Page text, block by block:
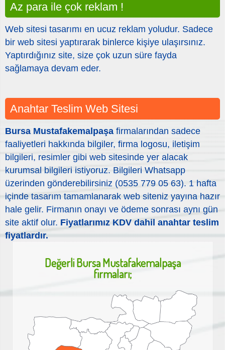
Az para ile çok reklam !
Web sitesi tasarımı en ucuz reklam yoludur. Sadece
bir web sitesi yaptırarak binlerce kişiye ulaşırsınız.
Yaptırdığınız site, size çok uzun süre fayda
sağlamaya devam eder.
Anahtar Teslim Web Sitesi
Bursa Mustafakemalpaşafirmalarından sadece
faaliyetleri hakkında bilgiler, firma logosu, iletişim
bilgileri, resimler gibi web sitesinde yer alacak
kurumsal bilgileri istiyoruz. Bilgileri Whatsapp
üzerinden gönderebilirsiniz (0535 779 05 63). 1 hafta
içinde tasarım tamamlanarak web siteniz yayına hazır
hale gelir. Firmanın onayı ve ödeme sonrası aynı gün
site aktif olur.Fiyatlarımız KDV dahil anahtar teslim
fiyatlardır.
DeğerliBursa Mustafakemalpaşa
firmaları;